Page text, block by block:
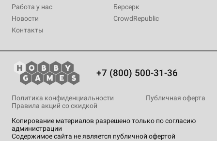
Работа у нас
Новости
Контакты
Берсерк
CrowdRepublic
+7 (800) 500-31-36
Копирование материалов разрешено только по согласию
администрации
Содержимое сайта не является публичной офертой
Политика конфиденциальности
Публичная оферта
Правила акций со скидкой